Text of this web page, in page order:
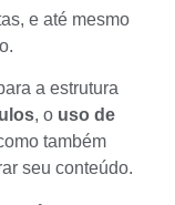
e até mesmo
a estrutura
, o uso de
também
seu conteúdo.